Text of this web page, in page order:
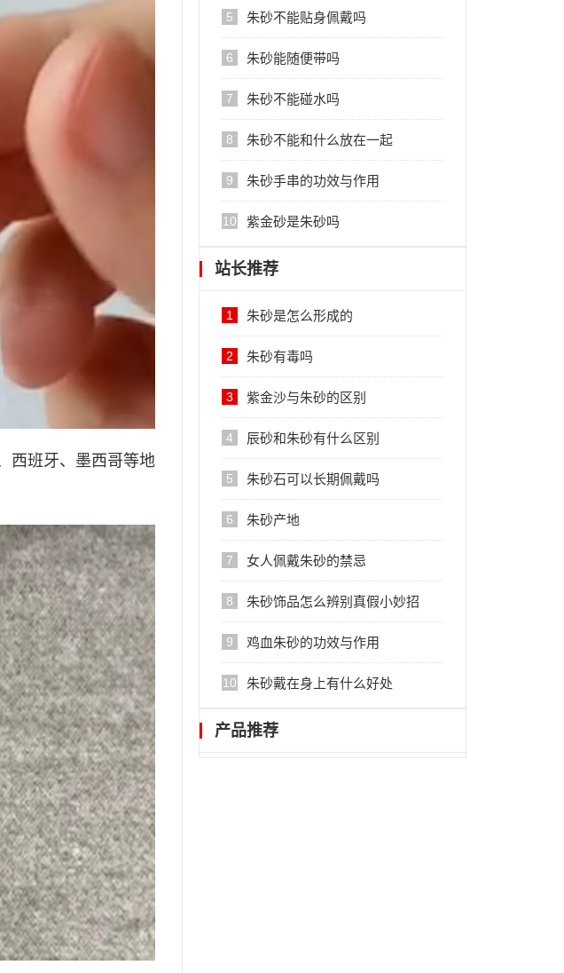
西班牙、墨西哥等地
5 朱砂不能贴身佩戴吗
6 朱砂能随便带吗
7 朱砂不能碰水吗
8 朱砂不能和什么放在一起
9 朱砂手串的功效与作用
10 紫金砂是朱砂吗
站长推荐
1 朱砂是怎么形成的
2 朱砂有毒吗
3 紫金沙与朱砂的区别
4 辰砂和朱砂有什么区别
5 朱砂石可以长期佩戴吗
6 朱砂产地
7 女人佩戴朱砂的禁忌
8 朱砂饰品怎么辨别真假小妙招
9 鸡血朱砂的功效与作用
10 朱砂戴在身上有什么好处
产品推荐